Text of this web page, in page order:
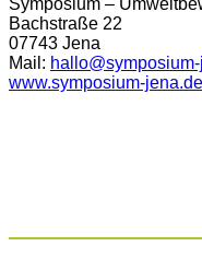
Bachstraße 22
07743 Jena
Mail:
www.symposium-jena.de